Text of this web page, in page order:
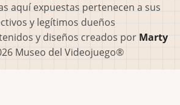
aquí expuestas pertenecen a sus
y legítimos dueños
y diseños creados por Marty
Museo del Videojuego®